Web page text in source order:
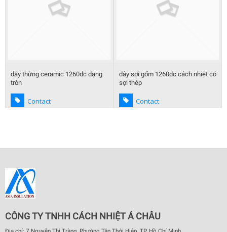
dây sợi gốm 1260dc cách nhiệt có
sợi thép
Contact
dây ceramic chịu nhıệt
Contact
CÔNG TY TNHH CÁCH NHIỆT Á CHÂU